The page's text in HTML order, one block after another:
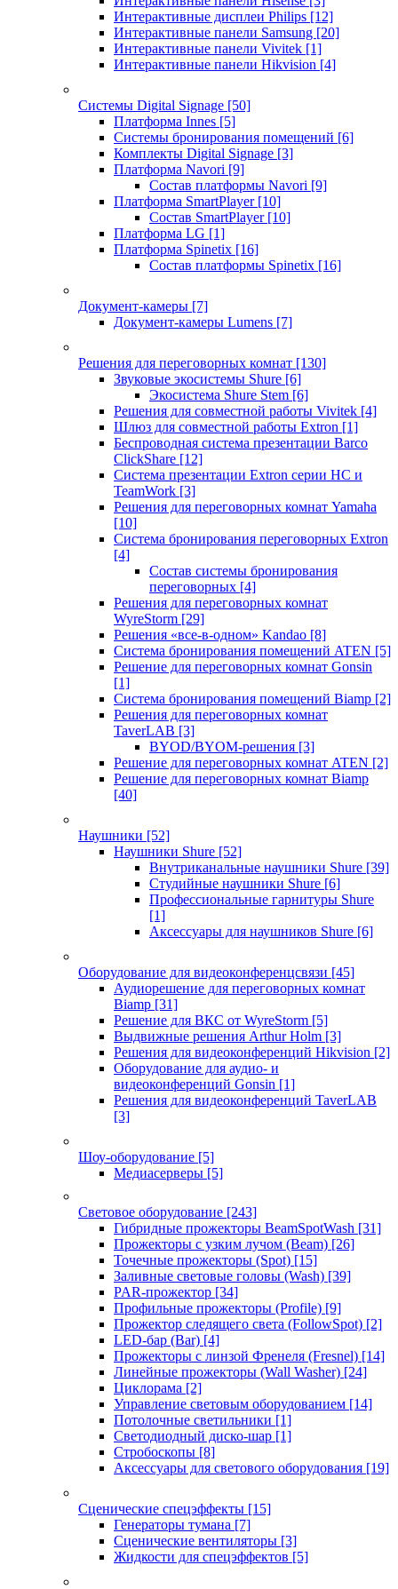
Интерактивные дисплеи Philips [12]
Интерактивные панели Samsung [20]
Интерактивные панели Vivitek [1]
Интерактивные панели Hikvision [4]
Системы Digital Signage [50]
Платформа Innes [5]
Системы бронирования помещений [6]
Комплекты Digital Signage [3]
Платформа Navori [9]
Состав платформы Navori [9]
Платформа SmartPlayer [10]
Состав SmartPlayer [10]
Платформа LG [1]
Платформа Spinetix [16]
Состав платформы Spinetix [16]
Документ-камеры [7]
Документ-камеры Lumens [7]
Решения для переговорных комнат [130]
Звуковые экосистемы Shure [6]
Экосистема Shure Stem [6]
Решения для совместной работы Vivitek [4]
Шлюз для совместной работы Extron [1]
Беспроводная система презентации Barco
ClickShare [12]
Система презентации Extron серии HC и
TeamWork [3]
Решения для переговорных комнат Yamaha
[10]
Система бронирования переговорных Extron
[4]
Состав системы бронирования
переговорных [4]
Решения для переговорных комнат
WyreStorm [29]
Решения «все-в-одном» Kandao [8]
Система бронирования помещений ATEN [5]
Решение для переговорных комнат Gonsin
[1]
Система бронирования помещений Biamp [2]
Решения для переговорных комнат
TaverLAB [3]
BYOD/BYOM-решения [3]
Решение для переговорных комнат ATEN [2]
Решение для переговорных комнат Biamp
[40]
Наушники [52]
Наушники Shure [52]
Внутриканальные наушники Shure [39]
Студийные наушники Shure [6]
Профессиональные гарнитуры Shure
[1]
Аксессуары для наушников Shure [6]
Оборудование для видеоконференцсвязи [45]
Аудиорешение для переговорных комнат
Biamp [31]
Решение для ВКС от WyreStorm [5]
Выдвижные решения Arthur Holm [3]
Решения для видеоконференций Hikvision [2]
Оборудование для аудио- и
видеоконференций Gonsin [1]
Решения для видеоконференций TaverLAB
[3]
Шоу-оборудование [5]
Медиасерверы [5]
Световое оборудование [243]
Гибридные прожекторы BeamSpotWash [31]
Прожекторы с узким лучом (Beam) [26]
Точечные прожекторы (Spot) [15]
Заливные световые головы (Wash) [39]
PAR-прожектор [34]
Профильные прожекторы (Profile) [9]
Прожектор следящего света (FollowSpot) [2]
LED-бар (Bar) [4]
Прожекторы с линзой Френеля (Fresnel) [14]
Линейные прожекторы (Wall Washer) [24]
Циклорама [2]
Управление световым оборудованием [14]
Потолочные светильники [1]
Светодиодный диско-шар [1]
Стробоскопы [8]
Аксессуары для светового оборудования [19]
Сценические спецэффекты [15]
Генераторы тумана [7]
Сценические вентиляторы [3]
Жидкости для спецэффектов [5]